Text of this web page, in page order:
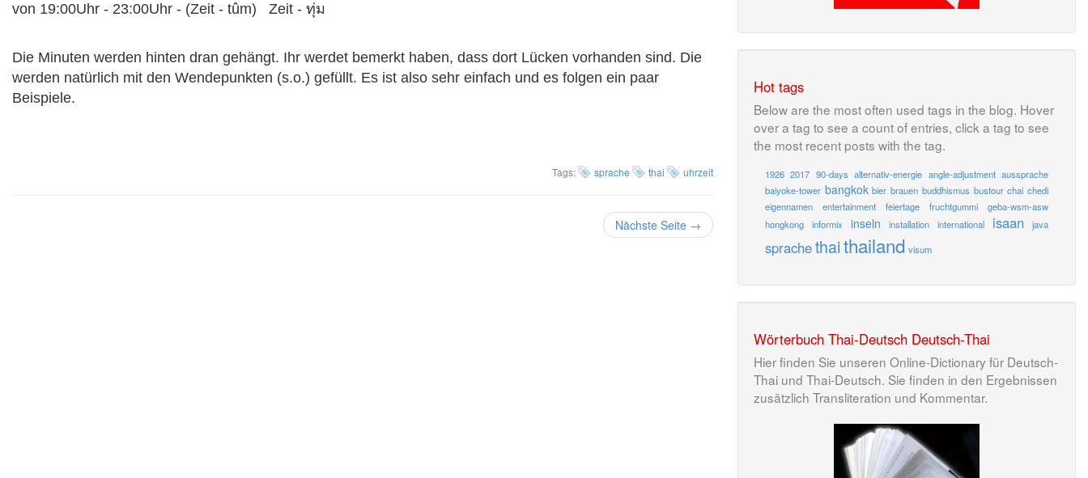
von 19:00Uhr - 23:00Uhr - (Zeit - tûm) Zeit - ทุ่ม
Die Minuten werden hinten dran gehängt. Ihr werdet bemerkt haben, dass dort Lücken vorhanden sind. Die
werden natürlich mit den Wendepunkten (s.o.) gefüllt. Es ist also sehr einfach und es folgen ein paar
Beispiele.
Tags: sprache thai uhrzeit
Nächste Seite →
Hot tags
Below are the most often used tags in the blog. Hover
over a tag to see a count of entries, click a tag to see
the most recent posts with the tag.
1926 2017 90-days alternativ-energie angle-adjustment aussprache
baiyoke-tower bangkok bier brauen buddhismus bustour chai chedi
eigennamen
entertainment feiertage fruchtgummi
geba-wsm-asw
hongkong
informix inseln installation international isaan java
sprachethaithailand visum
Wörterbuch Thai-Deutsch Deutsch-Thai
Hier finden Sie unseren Online-Dictionary für Deutsch-
Thai und Thai-Deutsch. Sie finden in den Ergebnissen
zusätzlich Transliteration und Kommentar.